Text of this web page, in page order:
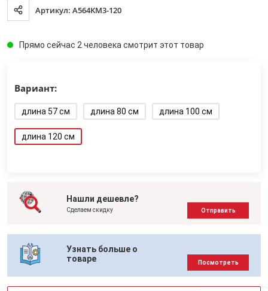
Артикул: A564KM3-120
Прямо сейчас 2 человека смотрит этот товар
Вариант:
длина 57 см длина 80 см длина 100 см
длина 120 см
Нашли дешевле?
Сделаем скидку Отправить
Узнать больше о
товаре
Посмотреть